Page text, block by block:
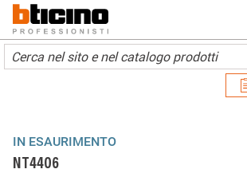
Skip to main content
Main navigation
IN ESAURIMENTO
NT4406